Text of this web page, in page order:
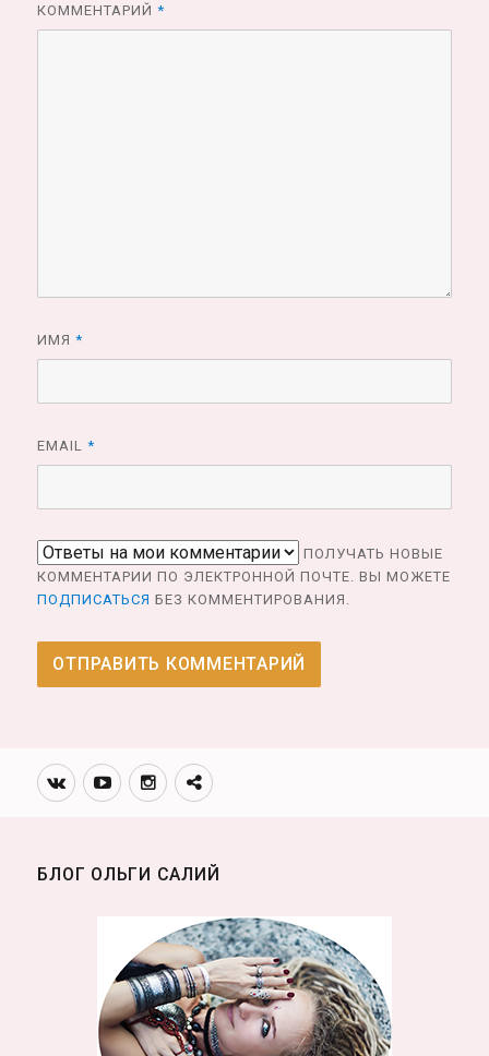
КОММЕНТАРИЙ*
ИМЯ*
EMAIL*
ПОЛУЧАТЬ НОВЫЕ
КОММЕНТАРИИ ПО ЭЛЕКТРОННОЙ ПОЧТЕ. ВЫ МОЖЕТЕ
ПОДПИСАТЬСЯ БЕЗ КОММЕНТИРОВАНИЯ.
Вконтакте
YoutubeИнстаграмм
Телеграм
БЛОГ ОЛЬГИ САЛИЙ